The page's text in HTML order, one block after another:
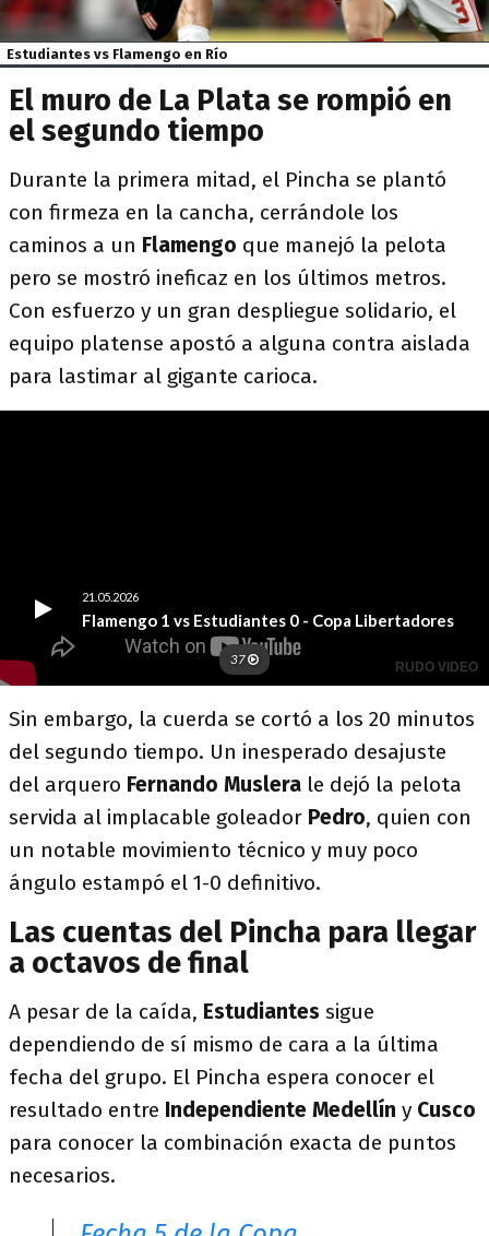
Estudiantes vs Flamengo en Río
El muro de La Plata se rompió en
el segundo tiempo
Durante la primera mitad, el Pincha se plantó
con firmeza en la cancha, cerrándole los
caminos a un Flamengo que manejó la pelota
pero se mostró ineficaz en los últimos metros.
Con esfuerzo y un gran despliegue solidario, el
equipo platense apostó a alguna contra aislada
para lastimar al gigante carioca.
Sin embargo, la cuerda se cortó a los 20 minutos
del segundo tiempo. Un inesperado desajuste
del arquero Fernando Muslera le dejó la pelota
servida al implacable goleador Pedro, quien con
un notable movimiento técnico y muy poco
ángulo estampó el 1-0 definitivo.
Las cuentas del Pincha para llegar
a octavos de final
A pesar de la caída, Estudiantes sigue
dependiendo de sí mismo de cara a la última
fecha del grupo. El Pincha espera conocer el
resultado entre Independiente Medellín y Cusco
para conocer la combinación exacta de puntos
necesarios.